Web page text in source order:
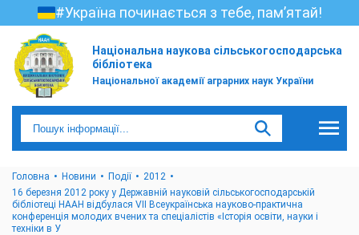
#Україна починається з тебе, пам’ятай!
Національна наукова сільськогосподарська
бібліотека
Національної академії аграрних наук України
Головна Новини Події
2012
16 березня 2012 року у Державній науковій сільськогосподарській
бібліотеці НААН відбулася VІІ Всеукраїнська науково-практична
конференція молодих вчених та спеціалістів «Історія освіти, науки і
техніки в У